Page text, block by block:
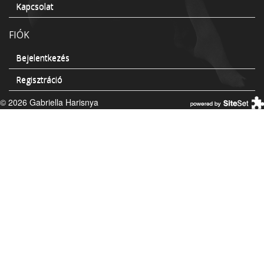
Kapcsolat
FIÓK
Bejelentkezés
Regisztráció
© 2026 Gabriella Harisnya